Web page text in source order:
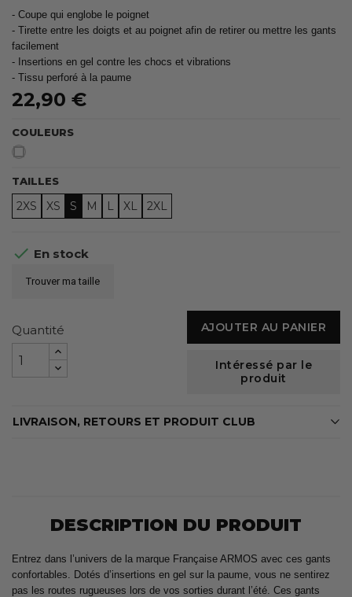
- Coupe qui englobe le poignet
- Tirette entre les doigts et au poignet afin de retirer ou mettre les gants
facilement
- Insertions en gel contre les chocs et vibrations
- Tissu perforé à la paume
22,90 €
COULEURS
Blanc
TAILLES
2XS XS S M L XL 2XL
 En stock
Trouver ma taille
Quantité AJOUTER AU PANIER
Intéressé par le
produit
LIVRAISON, RETOURS ET PRODUIT CLUB
DESCRIPTION DU PRODUIT
Entrez dans l’univers de la marque Française ARMOS avec ces gants
confortables. Dotés d’insertions en gel sur la paume, vous ne sentirez
pas les routes rugueuses lors de vos sorties durant l’été. Ces gants